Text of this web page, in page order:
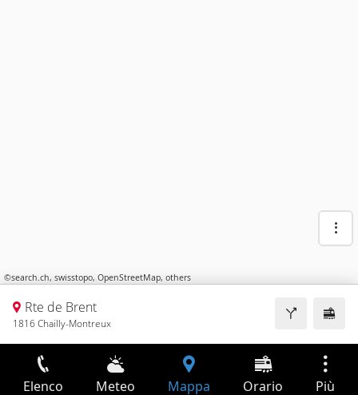
©search.ch, swisstopo, OpenStreetMap, others
Rte de Brent
1816 Chailly-Montreux
Elenco Meteo Mappa Orario Più